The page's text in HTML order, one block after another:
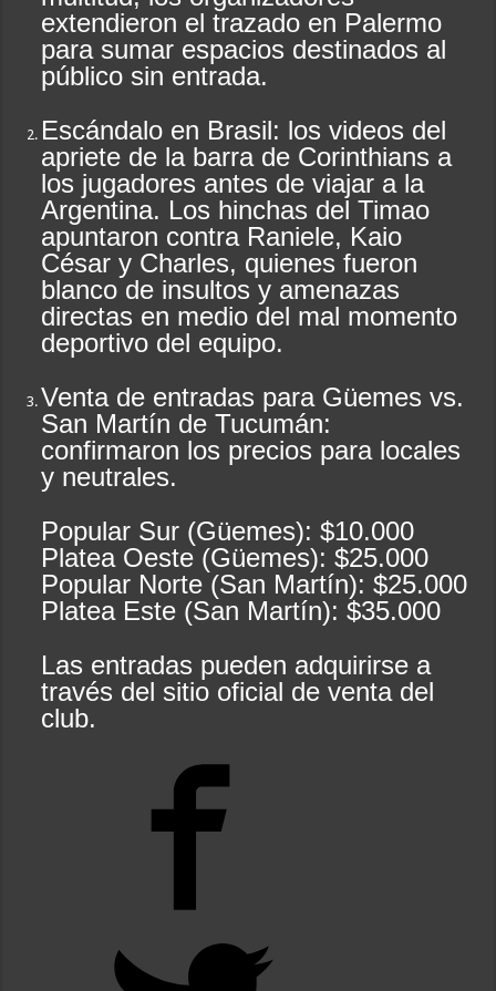
extendieron el trazado en Palermo
para sumar espacios destinados al
público sin entrada.
Escándalo en Brasil: los videos del
apriete de la barra de Corinthians a
los jugadores antes de viajar a la
Argentina. Los hinchas del Timao
apuntaron contra Raniele, Kaio
César y Charles, quienes fueron
blanco de insultos y amenazas
directas en medio del mal momento
deportivo del equipo.
Venta de entradas para Güemes vs.
San Martín de Tucumán:
confirmaron los precios para locales
y neutrales.
Popular Sur (Güemes): $10.000
Platea Oeste (Güemes): $25.000
Popular Norte (San Martín): $25.000
Platea Este (San Martín): $35.000
Las entradas pueden adquirirse a
través del sitio oficial de venta del
club.